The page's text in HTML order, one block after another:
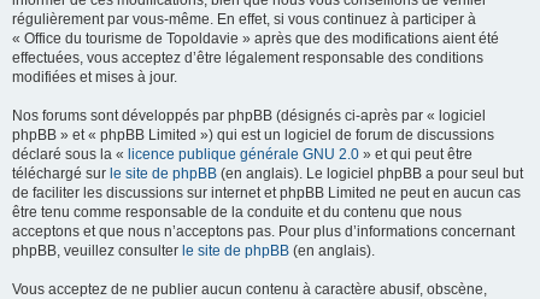
régulièrement par vous-même. En effet, si vous continuez à participer à
« Office du tourisme de Topoldavie » après que des modifications aient été
effectuées, vous acceptez d’être légalement responsable des conditions
modifiées et mises à jour.
Nos forums sont développés par phpBB (désignés ci-après par « logiciel
phpBB » et « phpBB Limited ») qui est un logiciel de forum de discussions
déclaré sous la « licence publique générale GNU 2.0 » et qui peut être
téléchargé sur le site de phpBB (en anglais). Le logiciel phpBB a pour seul but
de faciliter les discussions sur internet et phpBB Limited ne peut en aucun cas
être tenu comme responsable de la conduite et du contenu que nous
acceptons et que nous n’acceptons pas. Pour plus d’informations concernant
phpBB, veuillez consulter le site de phpBB (en anglais).
Vous acceptez de ne publier aucun contenu à caractère abusif, obscène,